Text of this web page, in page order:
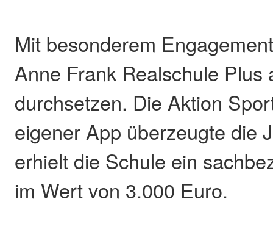
Mit besonderem
Anne Frank Realschule Plus
durchsetzen. Die Aktion
eigener App überzeugte die
erhielt die Schule ein
im Wert von 3.000 Euro.